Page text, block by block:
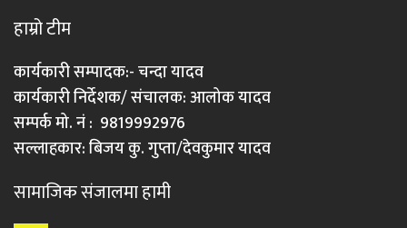
हाम्रो टीम
कार्यकारी सम्पादक:- चन्दा यादव
कार्यकारी निर्देशक/ संचालक: आलोक यादव
सम्पर्क मो. नं : 9819992976
सल्लाहकार: बिजय कु. गुप्ता/देवकुमार यादव
सामाजिक संजालमा हामी